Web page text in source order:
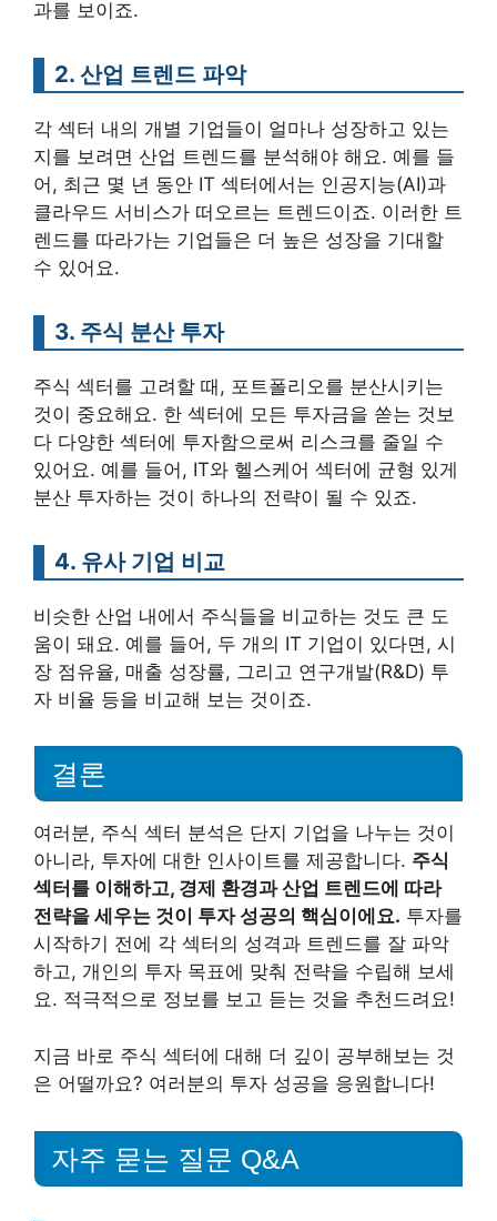
과를 보이죠.
2. 산업 트렌드 파악
각 섹터 내의 개별 기업들이 얼마나 성장하고 있는
지를 보려면 산업 트렌드를 분석해야 해요. 예를 들
어, 최근 몇 년 동안 IT 섹터에서는 인공지능(AI)과
클라우드 서비스가 떠오르는 트렌드이죠. 이러한 트
렌드를 따라가는 기업들은 더 높은 성장을 기대할
수 있어요.
3. 주식 분산 투자
주식 섹터를 고려할 때, 포트폴리오를 분산시키는
것이 중요해요. 한 섹터에 모든 투자금을 쏟는 것보
다 다양한 섹터에 투자함으로써 리스크를 줄일 수
있어요. 예를 들어, IT와 헬스케어 섹터에 균형 있게
분산 투자하는 것이 하나의 전략이 될 수 있죠.
4. 유사 기업 비교
비슷한 산업 내에서 주식들을 비교하는 것도 큰 도
움이 돼요. 예를 들어, 두 개의 IT 기업이 있다면, 시
장 점유율, 매출 성장률, 그리고 연구개발(R&D) 투
자 비율 등을 비교해 보는 것이죠.
결론
여러분, 주식 섹터 분석은 단지 기업을 나누는 것이
아니라, 투자에 대한 인사이트를 제공합니다. 주식
섹터를 이해하고, 경제 환경과 산업 트렌드에 따라
전략을 세우는 것이 투자 성공의 핵심이에요. 투자를
시작하기 전에 각 섹터의 성격과 트렌드를 잘 파악
하고, 개인의 투자 목표에 맞춰 전략을 수립해 보세
요. 적극적으로 정보를 보고 듣는 것을 추천드려요!
지금 바로 주식 섹터에 대해 더 깊이 공부해보는 것
은 어떨까요? 여러분의 투자 성공을 응원합니다!
자주 묻는 질문 Q&A